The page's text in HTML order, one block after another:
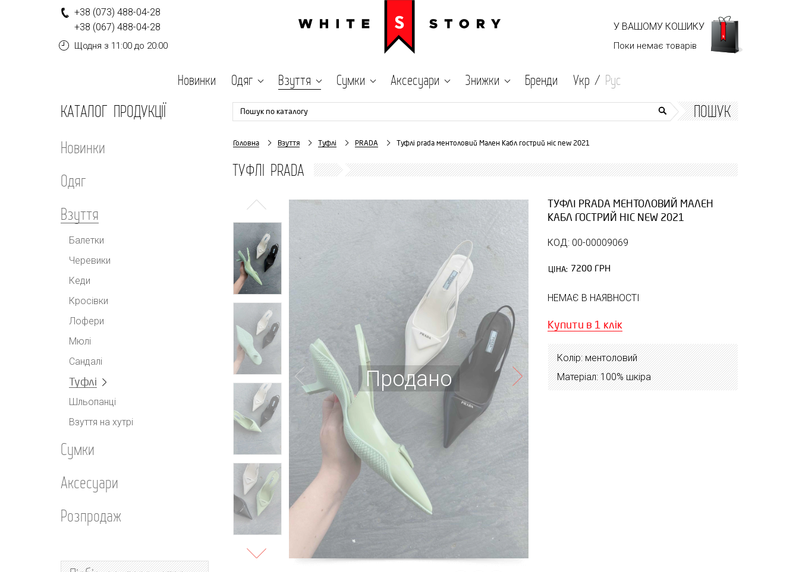
+38 (073) 488-04-28
+38 (067) 488-04-28
Щодня з 11:00 до 20:00
У ВАШОМУ КОШИКУ
Поки немає товарів
Новинки Одяг Взуття Сумки Аксесуари Знижки Бренди Укр / Рус
КАТАЛОГ ПРОДУКЦІЇ
Новинки
Одяг
Взуття
Балетки
Черевики
Кеди
Кросівки
Лофери
Мюлі
Сандалі
Туфлі
Шльопанці
Взуття на хутрі
Сумки
Аксесуари
Розпродаж
Пошук по каталогу ПОШУК
Головна Взуття Туфлі PRADA Туфлі prada ментоловий Мален Кабл гострий ніс new 2021
ТУФЛІ PRADA
Продано
ТУФЛІ PRADA МЕНТОЛОВИЙ МАЛЕН
КАБЛ ГОСТРИЙ НІС NEW 2021
КОД: 00-00009069
ЦІНА: 7200 ГРН
НЕМАЄ В НАЯВНОСТІ
Купити в 1 клік
Колір: ментоловий
Матеріал: 100% шкіра